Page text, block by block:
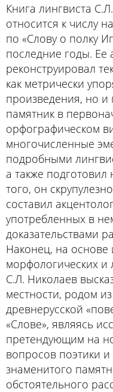
Книга лингвиста
относится к числу
по «Слову о полку
последние годы. Ее
реконструировал
как метрически
произведения, но и
памятник в
орфографическом
многочисленные
подробными
а также
того, он
составил
употребленных в
доказательствами
Наконец, на основе
морфологических и
С.Л. Николаев
местности, родом
древнерусской
«Слове», являясь
претендующим на
вопросов поэтики
знаменитого
обстоятельного